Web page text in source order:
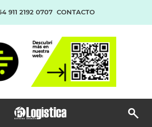
911 2192 0707 CONTACTO